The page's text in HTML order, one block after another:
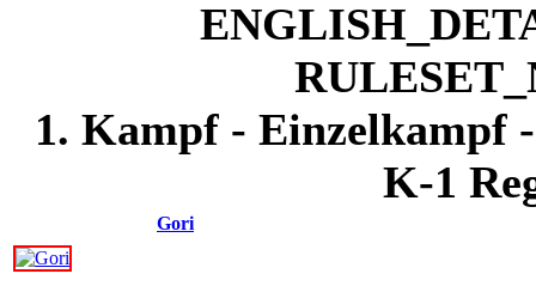
1. Kampf - Einzelkampf
K-1
Gori